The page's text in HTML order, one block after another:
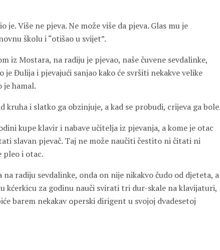
Više ne pjeva. Ne može više da pjeva. Glas mu je
školu i “otišao u svijet”.
iz Mostara, na radiju je pjevao, naše čuvene sevdalinke,
je Đulija i pjevajući sanjao kako će svršiti nekakve velike
je hamal.
kruha i slatko ga obzinjuje, a kad se probudi, crijeva ga bole.
kupe klavir i nabave učitelja iz pjevanja, a kome je otac
slavan pjevač. Taj ne može naučiti čestito ni čitati ni
pleo i otac.
radiju sevdalinke, onda on nije nikakvo čudo od djeteta, a
kćerkicu za godinu nauči svirati tri dur-skale na klavijaturi,
barem nekakav operski dirigent u svojoj dvadesetoj